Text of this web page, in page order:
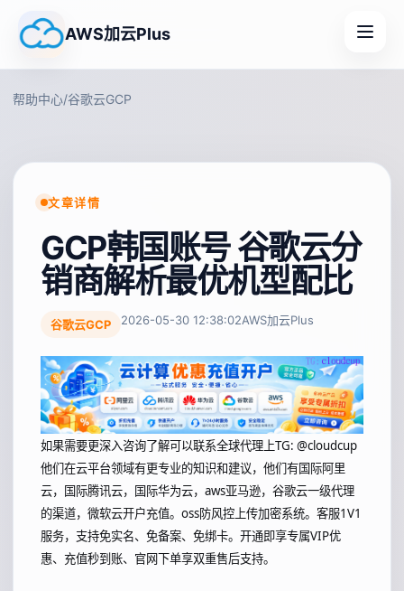
AWS加云Plus
帮助中心/谷歌云GCP
文章详情
GCP韩国账号 谷歌云分
销商解析最优机型配比
谷歌云GCP 2026-05-30 12:38:02AWS加云Plus
如果需要更深入咨询了解可以联系全球代理上TG: @cloudcup
他们在云平台领域有更专业的知识和建议，他们有国际阿里
云，国际腾讯云，国际华为云，aws亚马逊，谷歌云一级代理
的渠道，微软云开户充值。oss防风控上传加密系统。客服1V1
服务，支持免实名、免备案、免绑卡。开通即享专属VIP优
惠、充值秒到账、官网下单享双重售后支持。